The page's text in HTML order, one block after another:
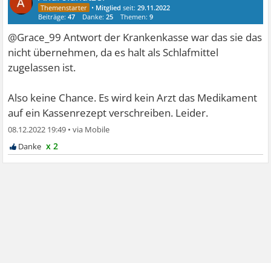
• Mitglied seit:29.11.2022
Beiträge:47 Danke:25 Themen:9
@Grace_99 Antwort der Krankenkasse war das sie das
nicht übernehmen, da es halt als Schlafmittel
zugelassen ist.
Also keine Chance. Es wird kein Arzt das Medikament
auf ein Kassenrezept verschreiben. Leider.
08.12.2022 19:49 •
x 2